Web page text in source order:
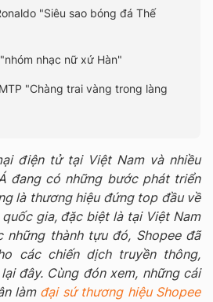
"Siêu sao bóng đá Thế
nhạc nữ xứ Hàn"
"Chàng trai vàng trong làng
điện tử tại Việt Nam và nhiều
đang có những bước phát triển
là thương hiệu đứng top đầu về
gia, đặc biệt là tại Việt Nam
những thành tựu đó, Shopee đã
các chiến dịch truyền thông,
đây. Cùng đón xem, những cái
làm đại sứ thương hiệu Shopee